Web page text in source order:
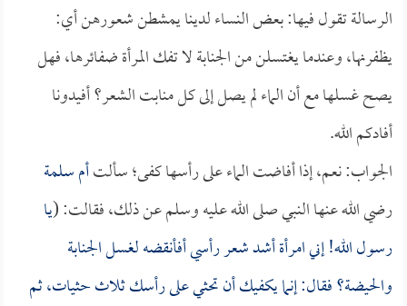
الرسالة تقول فيها: بعض النساء لدينا يمشطن شعورهن أي:
يظفرنها، وعندما يغتسلن من الجنابة لا تفك المرأة ضفائرها، فهل
يصح غسلها مع أن الماء لم يصل إلى كل منابت الشعر؟ أفيدونا
أفادكم الله.
الجواب: نعم، إذا أفاضت الماء على رأسها كفى؛ سألتأم سلمة
رضي الله عنها النبي صلى الله عليه وسلم عن ذلك، فقالت: (يا
رسول الله! إني امرأة أشد شعر رأسي أفأنقضه لغسل الجنابة
والحيضة؟ فقال: إنما يكفيك أن تحثي على رأسك ثلاث حثيات، ثم